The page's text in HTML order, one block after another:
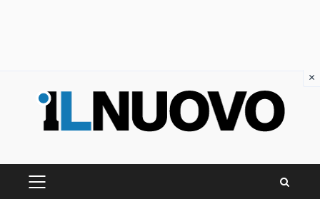
PRIMARY
×